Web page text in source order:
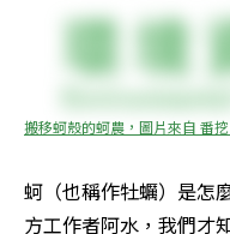
搬移蚵殼的蚵農，圖片來自 番
蚵（也稱作牡蠣）是怎
方工作者阿水，我們才